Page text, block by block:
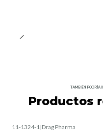
TAMBIÉN PODRÍA
Productos
11-1324-1|Drag Pharma